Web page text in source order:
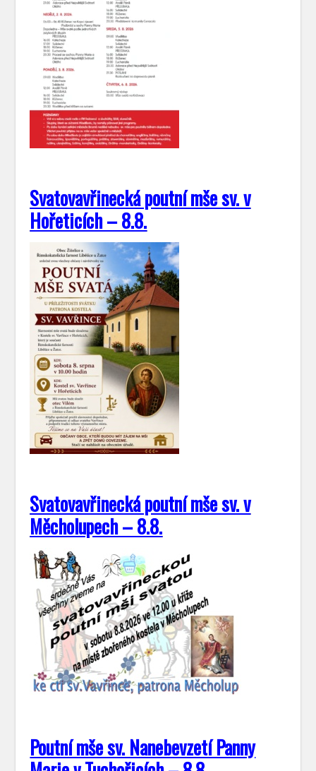
Svatovavřinecká poutní mše sv. v
Hořeticích – 8.8.
Svatovavřinecká poutní mše sv. v
Měcholupech – 8.8.
Poutní mše sv. Nanebevzetí Panny